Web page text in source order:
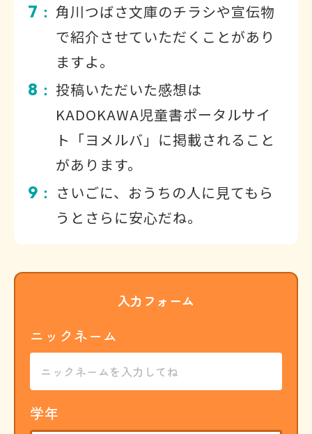
7 ： 角川つばさ文庫のチラシや宣伝物
で紹介させていただくことがあり
ますよ。
8 ： 投稿いただいた感想は
KADOKAWA児童書ポータルサイ
ト「ヨメルバ」に掲載されること
があります。
9 ：
さいごに、おうちの人に見てもら
うとさらに安心だね。
入力フォーム
ニックネーム
学年